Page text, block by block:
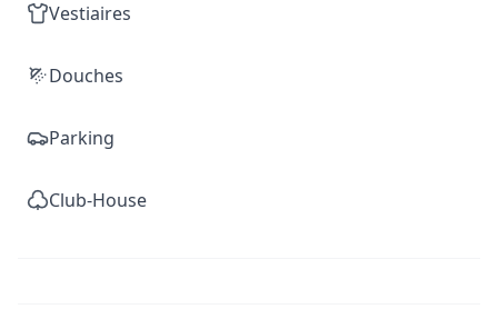
Vestiaires
Douches
Parking
Club-House